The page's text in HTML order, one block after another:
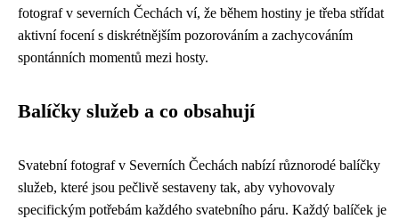
fotograf v severních Čechách ví, že během hostiny je třeba střídat
aktivní focení s diskrétnějším pozorováním a zachycováním
spontánních momentů mezi hosty.
Balíčky služeb a co obsahují
Svatební fotograf v Severních Čechách nabízí různorodé balíčky
služeb, které jsou pečlivě sestaveny tak, aby vyhovovaly
specifickým potřebám každého svatebního páru. Každý balíček je